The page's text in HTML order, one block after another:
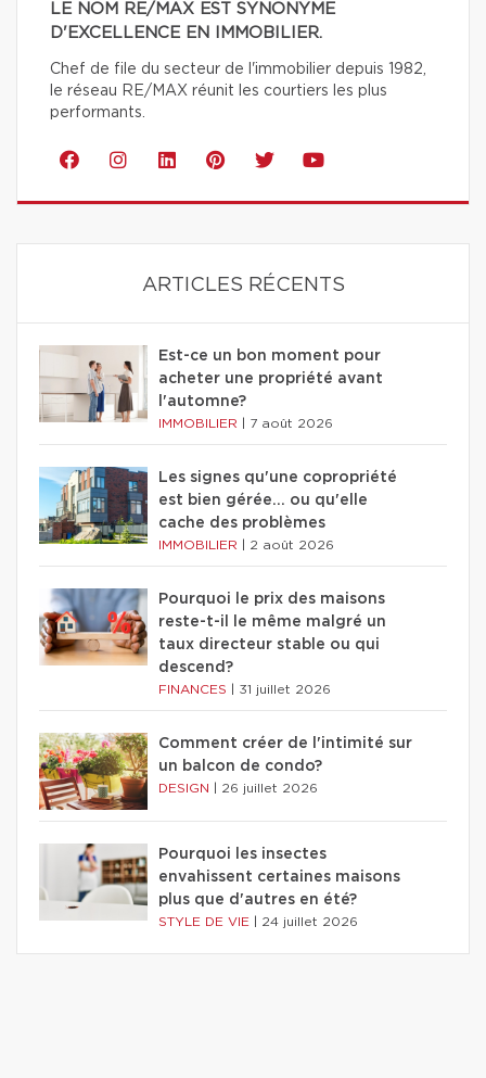
LE NOM RE/MAX EST SYNONYME
D'EXCELLENCE EN IMMOBILIER.
Chef de file du secteur de l'immobilier depuis 1982,
le réseau RE/MAX réunit les courtiers les plus
performants.
ARTICLES RÉCENTS
Est-ce un bon moment pour
acheter une propriété avant
l'automne?
IMMOBILIER 7 août 2026
Les signes qu'une copropriété
est bien gérée… ou qu'elle
cache des problèmes
IMMOBILIER 2 août 2026
Pourquoi le prix des maisons
reste-t-il le même malgré un
taux directeur stable ou qui
descend?
FINANCES 31 juillet 2026
Comment créer de l'intimité sur
un balcon de condo?
DESIGN 26 juillet 2026
Pourquoi les insectes
envahissent certaines maisons
plus que d'autres en été?
STYLE DE VIE 24 juillet 2026